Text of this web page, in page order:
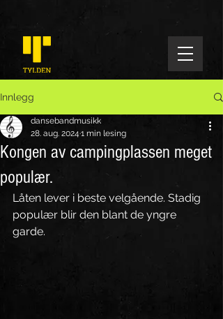
Innlegg
Kongen av campingplassen meget
populær.
dansebandmusikk
28. aug. 2024 1 min lesing
Låten lever i beste velgående. Stadig
populær blir den blant de yngre
garde.